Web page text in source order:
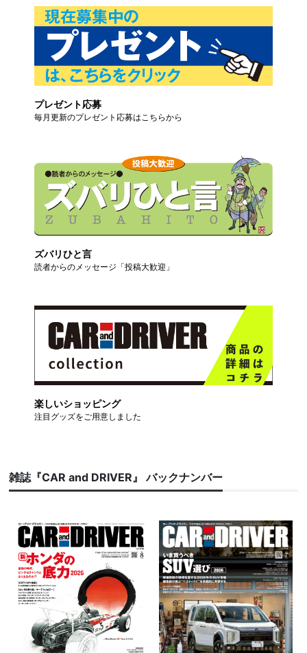
プレゼント応募
毎月更新のプレゼント応募はこちらから
ズバリひと言
読者からのメッセージ「投稿大歓迎」
楽しいショッピング
注目グッズをご用意しました
雑誌『CAR and DRIVER』 バックナンバー